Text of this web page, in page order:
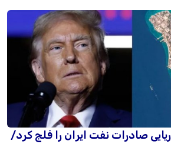
صادرات نفت ایران را فلج کرد/